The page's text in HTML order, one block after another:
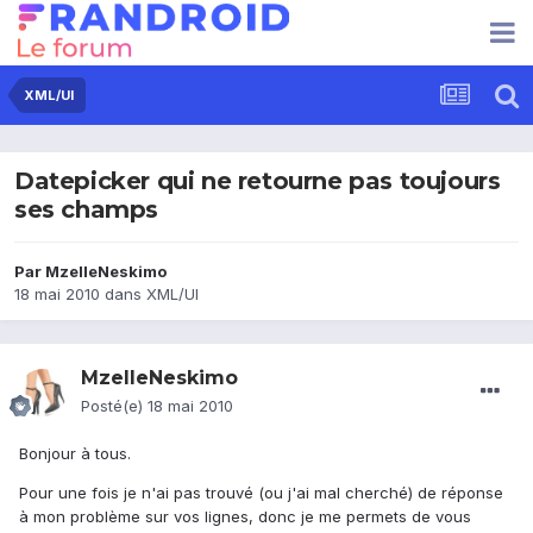
XML/UI
Datepicker qui ne retourne pas toujours
ses champs
Par MzelleNeskimo
18 mai 2010 dans XML/UI
MzelleNeskimo
Posté(e) 18 mai 2010
Bonjour à tous.
Pour une fois je n'ai pas trouvé (ou j'ai mal cherché) de réponse
à mon problème sur vos lignes, donc je me permets de vous